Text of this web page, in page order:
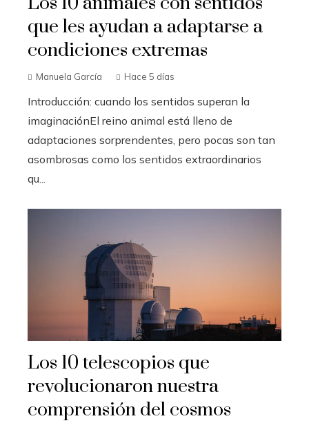
que les ayudan a adaptarse a
condiciones extremas
Manuela García Hace 5 días
Introducción: cuando los sentidos superan la
imaginaciónEl reino animal está lleno de
adaptaciones sorprendentes, pero pocas son tan
asombrosas como los sentidos extraordinarios
qu...
Los 10 telescopios que
revolucionaron nuestra
comprensión del cosmos